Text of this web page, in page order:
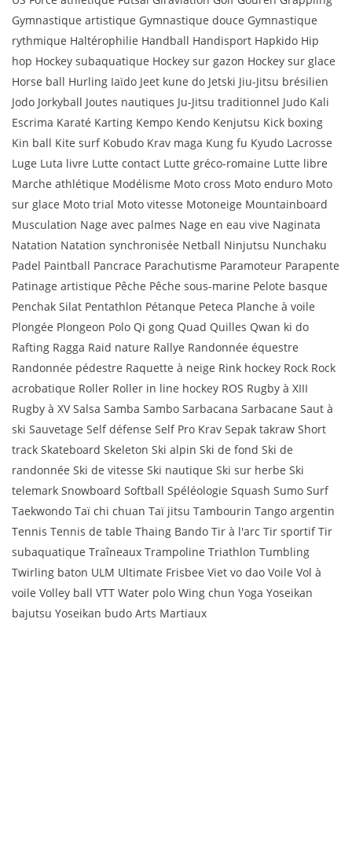
Gymnastique artistique Gymnastique douce Gymnastique
rythmique Haltérophilie Handball Handisport Hapkido Hip
hop Hockey subaquatique Hockey sur gazon Hockey sur glace
Horse ball Hurling Iaïdo Jeet kune do Jetski Jiu-Jitsu brésilien
Jodo Jorkyball Joutes nautiques Ju-Jitsu traditionnel Judo Kali
Escrima Karaté Karting Kempo Kendo Kenjutsu Kick boxing
Kin ball Kite surf Kobudo Krav maga Kung fu Kyudo Lacrosse
Luge Luta livre Lutte contact Lutte gréco-romaine Lutte libre
Marche athlétique Modélisme Moto cross Moto enduro Moto
sur glace Moto trial Moto vitesse Motoneige Mountainboard
Musculation Nage avec palmes Nage en eau vive Naginata
Natation Natation synchronisée Netball Ninjutsu Nunchaku
Padel Paintball Pancrace Parachutisme Paramoteur Parapente
Patinage artistique Pêche Pêche sous-marine Pelote basque
Penchak Silat Pentathlon Pétanque Peteca Planche à voile
Plongée Plongeon Polo Qi gong Quad Quilles Qwan ki do
Rafting Ragga Raid nature Rallye Randonnée équestre
Randonnée pédestre Raquette à neige Rink hockey Rock Rock
acrobatique Roller Roller in line hockey ROS Rugby à XIII
Rugby à XV Salsa Samba Sambo Sarbacana Sarbacane Saut à
ski Sauvetage Self défense Self Pro Krav Sepak takraw Short
track Skateboard Skeleton Ski alpin Ski de fond Ski de
randonnée Ski de vitesse Ski nautique Ski sur herbe Ski
telemark Snowboard Softball Spéléologie Squash Sumo Surf
Taekwondo Taï chi chuan Taï jitsu Tambourin Tango argentin
Tennis Tennis de table Thaing Bando Tir à l'arc Tir sportif Tir
subaquatique Traîneaux Trampoline Triathlon Tumbling
Twirling baton ULM Ultimate Frisbee Viet vo dao Voile Vol à
voile Volley ball VTT Water polo Wing chun Yoga Yoseikan
bajutsu Yoseikan budo Arts Martiaux